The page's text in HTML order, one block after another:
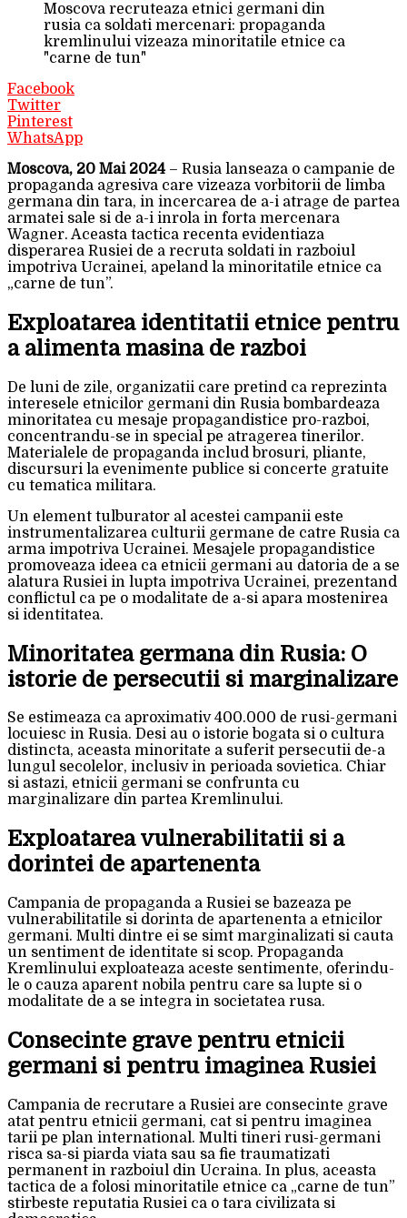
Moscova recruteaza etnici germani din
rusia ca soldati mercenari: propaganda
kremlinului vizeaza minoritatile etnice ca
"carne de tun"
Facebook
Twitter
Pinterest
WhatsApp
Moscova, 20 Mai 2024 – Rusia lanseaza o campanie de
propaganda agresiva care vizeaza vorbitorii de limba
germana din tara, in incercarea de a-i atrage de partea
armatei sale si de a-i inrola in forta mercenara
Wagner. Aceasta tactica recenta evidentiaza
disperarea Rusiei de a recruta soldati in razboiul
impotriva Ucrainei, apeland la minoritatile etnice ca
„carne de tun”.
Exploatarea identitatii etnice pentru
a alimenta masina de razboi
De luni de zile, organizatii care pretind ca reprezinta
interesele etnicilor germani din Rusia bombardeaza
minoritatea cu mesaje propagandistice pro-razboi,
concentrandu-se in special pe atragerea tinerilor.
Materialele de propaganda includ brosuri, pliante,
discursuri la evenimente publice si concerte gratuite
cu tematica militara.
Un element tulburator al acestei campanii este
instrumentalizarea culturii germane de catre Rusia ca
arma impotriva Ucrainei. Mesajele propagandistice
promoveaza ideea ca etnicii germani au datoria de a se
alatura Rusiei in lupta impotriva Ucrainei, prezentand
conflictul ca pe o modalitate de a-si apara mostenirea
si identitatea.
Minoritatea germana din Rusia: O
istorie de persecutii si marginalizare
Se estimeaza ca aproximativ 400.000 de rusi-germani
locuiesc in Rusia. Desi au o istorie bogata si o cultura
distincta, aceasta minoritate a suferit persecutii de-a
lungul secolelor, inclusiv in perioada sovietica. Chiar
si astazi, etnicii germani se confrunta cu
marginalizare din partea Kremlinului.
Exploatarea vulnerabilitatii si a
dorintei de apartenenta
Campania de propaganda a Rusiei se bazeaza pe
vulnerabilitatile si dorinta de apartenenta a etnicilor
germani. Multi dintre ei se simt marginalizati si cauta
un sentiment de identitate si scop. Propaganda
Kremlinului exploateaza aceste sentimente, oferindu-
le o cauza aparent nobila pentru care sa lupte si o
modalitate de a se integra in societatea rusa.
Consecinte grave pentru etnicii
germani si pentru imaginea Rusiei
Campania de recrutare a Rusiei are consecinte grave
atat pentru etnicii germani, cat si pentru imaginea
tarii pe plan international. Multi tineri rusi-germani
risca sa-si piarda viata sau sa fie traumatizati
permanent in razboiul din Ucraina. In plus, aceasta
tactica de a folosi minoritatile etnice ca „carne de tun”
stirbeste reputatia Rusiei ca o tara civilizata si